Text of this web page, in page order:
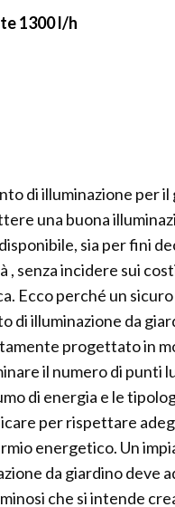
1300 l/h
di illuminazione per
una buona
sia per fini
, senza incidere sui
Ecco perché un
di illuminazione da
progettato in
il numero di punti
di energia e le
per rispettare
energetico. Un
da giardino deve
che si intende